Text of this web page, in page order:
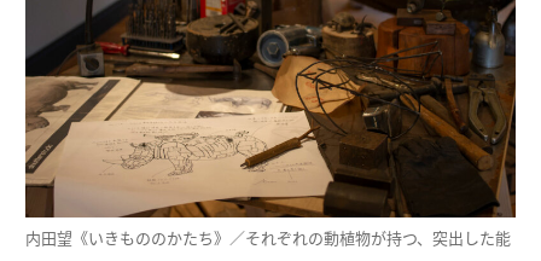
内田望《いきもののかたち》／それぞれの動植物が持つ、突出した能